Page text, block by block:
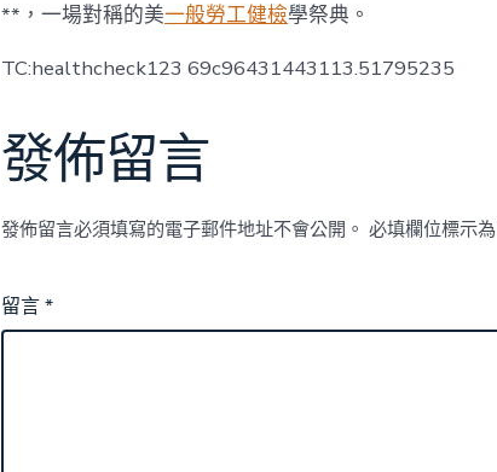
中
**，一場對稱的美一般勞工健檢學祭典。
TC:healthcheck123 69c96431443113.51795235
發佈留言
發佈留言必須填寫的電子郵件地址不會公開。 必填欄位標示為
留言*